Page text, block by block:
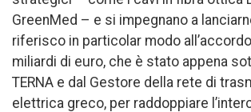
GreenMed – e si impegnano a
riferisco in particolar modo
miliardi di euro, che è stato appena
TERNA e dal Gestore della rete di
elettrica greco, per raddoppiare